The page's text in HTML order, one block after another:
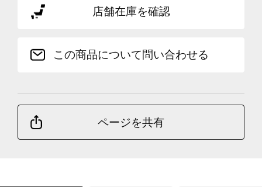
店舗在庫を確認
この商品について問い合わせる
ページを共有